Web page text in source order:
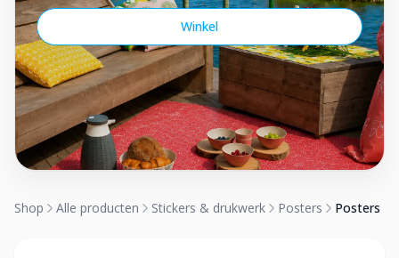
Winkel
Shop Alle producten Stickers & drukwerk Posters Posters